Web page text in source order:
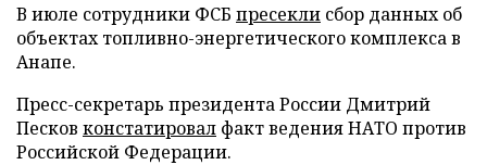
В июле сотрудники ФСБ пресекли сбор данных об
объектах топливно-энергетического комплекса в
Анапе.
Пресс-секретарь президента России Дмитрий
Песков констатировал факт ведения НАТО против
Российской Федерации.